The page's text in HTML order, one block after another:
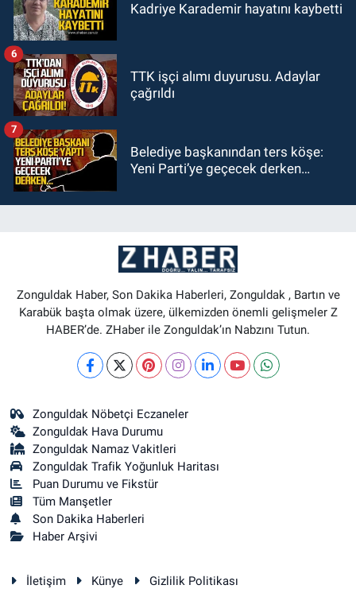
Kadriye Karademir hayatını kaybetti
TTK işçi alımı duyurusu. Adaylar
çağrıldı
6
Belediye başkanından ters köşe:
Yeni Parti’ye geçecek derken…
7
Zonguldak Haber, Son Dakika Haberleri, Zonguldak , Bartın ve
Karabük başta olmak üzere, ülkemizden önemli gelişmeler Z
HABER’de. ZHaber ile Zonguldak’ın Nabzını Tutun.
Zonguldak Nöbetçi Eczaneler
Zonguldak Hava Durumu
Zonguldak Namaz Vakitleri
Zonguldak Trafik Yoğunluk Haritası
Puan Durumu ve Fikstür
Tüm Manşetler
Son Dakika Haberleri
Haber Arşivi
İletişim Künye Gizlilik Politikası